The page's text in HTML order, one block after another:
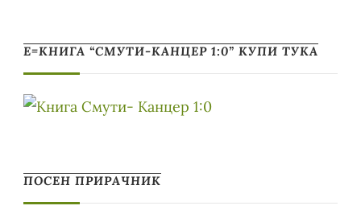
Е=КНИГА “СМУТИ-КАНЦЕР 1:0” КУПИ ТУКА
ПОСЕН ПРИРАЧНИК